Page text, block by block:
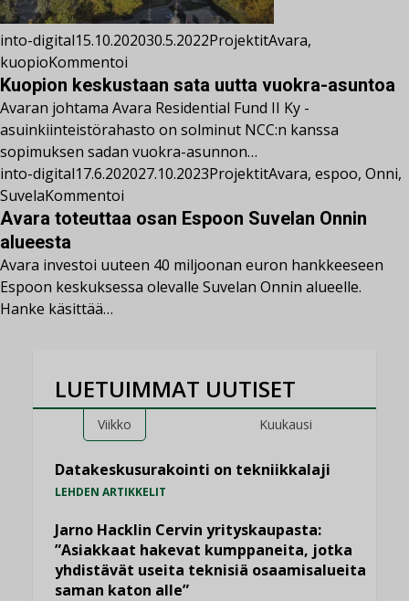
into-digital15.10.202030.5.2022ProjektitAvara,
kuopioKommentoi
Kuopion keskustaan sata uutta vuokra-asuntoa
Avaran johtama Avara Residential Fund II Ky -
asuinkiinteistörahasto on solminut NCC:n kanssa
sopimuksen sadan vuokra-asunnon…
into-digital17.6.202027.10.2023ProjektitAvara, espoo, Onni,
SuvelaKommentoi
Avara toteuttaa osan Espoon Suvelan Onnin
alueesta
Avara investoi uuteen 40 miljoonan euron hankkeeseen
Espoon keskuksessa olevalle Suvelan Onnin alueelle.
Hanke käsittää…
LUETUIMMAT UUTISET
Viikko Kuukausi
Datakeskusurakointi on tekniikkalaji
LEHDEN ARTIKKELIT
Jarno Hacklin Cervin yrityskaupasta:
”Asiakkaat hakevat kumppaneita, jotka
yhdistävät useita teknisiä osaamisalueita
saman katon alle”